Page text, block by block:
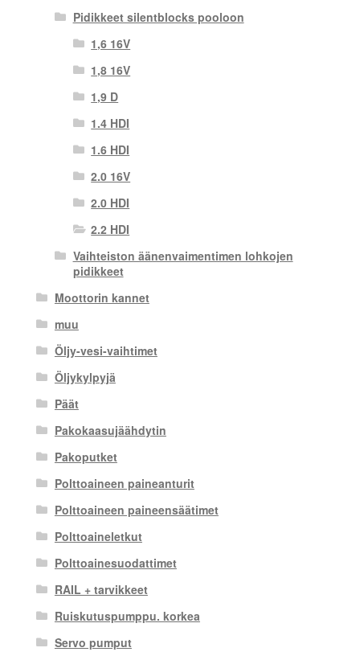
Pidikkeet silentblocks pooloon
1,6 16V
1,8 16V
1,9 D
1.4 HDI
1.6 HDI
2.0 16V
2.0 HDI
2.2 HDI
Vaihteiston äänenvaimentimen lohkojen
pidikkeet
Moottorin kannet
muu
Öljy-vesi-vaihtimet
Öljykylpyjä
Päät
Pakokaasujäähdytin
Pakoputket
Polttoaineen paineanturit
Polttoaineen paineensäätimet
Polttoaineletkut
Polttoainesuodattimet
RAIL + tarvikkeet
Ruiskutuspumppu. korkea
Servo pumput